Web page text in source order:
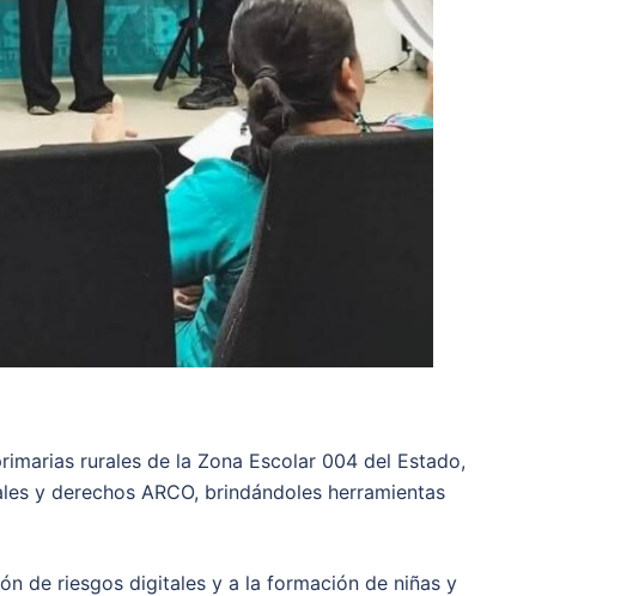
rurales de la Zona Escolar 004 del Estado,
y derechos ARCO, brindándoles herramientas
de riesgos digitales y a la formación de niñas y